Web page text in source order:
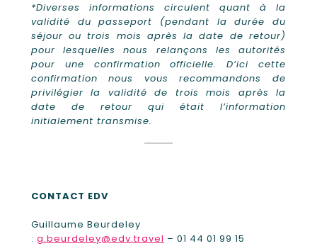
*Diverses informations circulent quant à la
validité du passeport (pendant la durée du
séjour ou trois mois après la date de retour)
pour lesquelles nous relançons les autorités
pour une confirmation officielle. D’ici cette
confirmation nous vous recommandons de
privilégier la validité de trois mois après la
date de retour qui était l’information
initialement transmise.
CONTACT EDV
Guillaume Beurdeley
: g.beurdeley@edv.travel – 01 44 01 99 15